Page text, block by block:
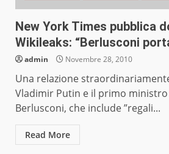
New York Times pubblica
Wikileaks: “Berlusconi
admin Novembre 28, 2010
Una relazione
Vladimir Putin e il primo
Berlusconi, che include ”regali...
Read More